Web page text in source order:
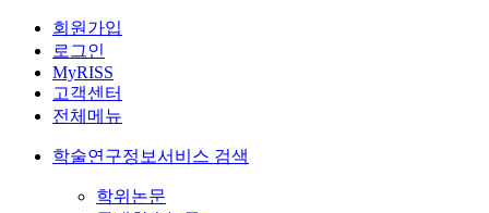
회원가입
로그인
MyRISS
고객센터
전체메뉴
학술연구정보서비스 검색
학위논문